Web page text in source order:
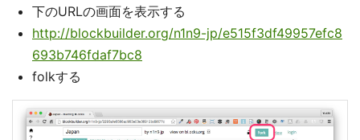
下のURLの画面を表示する
http://blockbuilder.org/n1n9-jp/e515f3df49957efc8
693b746fdaf7bc8
folkする